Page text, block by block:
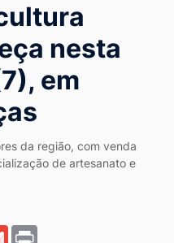
nesta
em
da região, com venda
de artesanato e
Gmail